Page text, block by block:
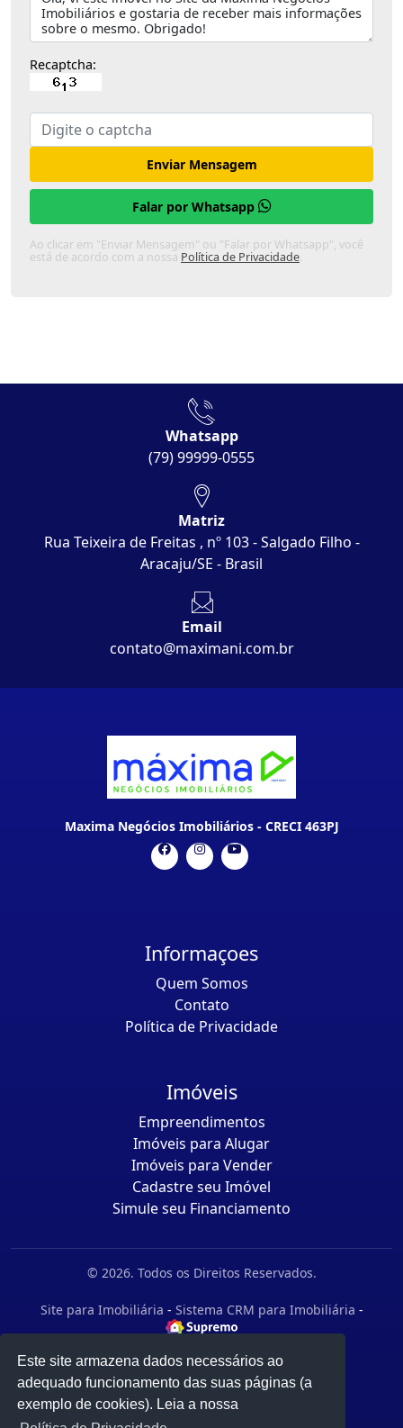
Este site armazena dados necessários ao
adequado funcionamento das suas páginas (a
exemplo de cookies). Leia a nossa
Recaptcha:
Enviar Mensagem
Falar por Whatsapp
Ao clicar em "Enviar Mensagem" ou "Falar por Whatsapp", você
está de acordo com a nossa Política de Privacidade.
Whatsapp
(79) 99999-0555
Matriz
Rua Teixeira de Freitas , nº 103 - Salgado Filho -
Aracaju/SE - Brasil
Email
contato@maximani.com.br
Maxima Negócios Imobiliários - CRECI 463PJ
Informaçoes
Quem Somos
Contato
Política de Privacidade
Imóveis
Empreendimentos
Imóveis para Alugar
Imóveis para Vender
Cadastre seu Imóvel
Simule seu Financiamento
© 2026. Todos os Direitos Reservados.
Site para Imobiliária - Sistema CRM para Imobiliária -